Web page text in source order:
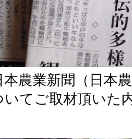
本農業新聞（日本
いてご取材頂いた